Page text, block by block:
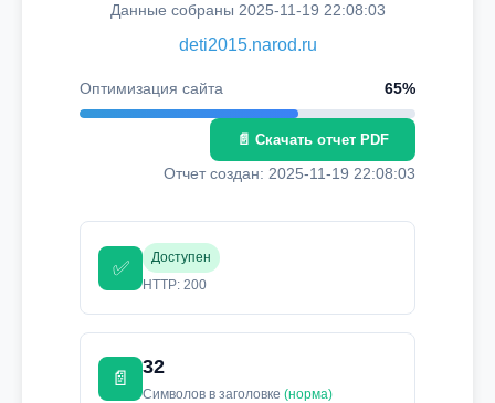
Данные собраны 2025-11-19 22:08:03
deti2015.narod.ru
Оптимизация сайта 65%
📄 Скачать отчет PDF
Отчет создан: 2025-11-19 22:08:03
✅
Доступен
HTTP: 200
📄
32
Символов в заголовке (норма)